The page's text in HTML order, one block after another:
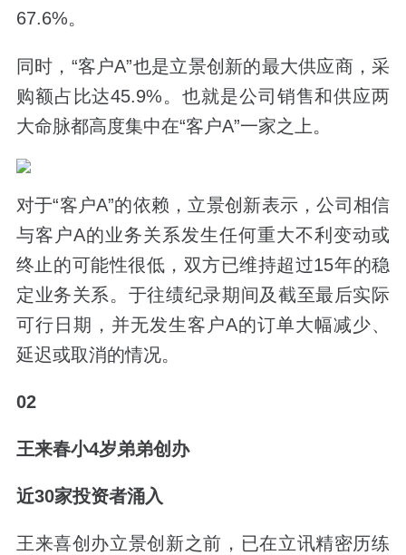
67.6%。
同时， “客户A”也是立景创新的最大供应商， 采
购额占比达45.9%。也就是公司销售和供应两
大命脉都高度集中在“客户A”一家之上。
对于“客户A”的依赖，立景创新表示，公司相信
与客户A的业务关系发生任何重大不利变动或
终止的可能性很低，双方已维持超过15年的稳
定业务关系。于往绩纪录期间及截至最后实际
可行日期，并无发生客户A的订单大幅减少、
延迟或取消的情况。
02
王来春小4岁弟弟创办
近30家投资者涌入
王来喜创办立景创新之前，已在立讯精密历练